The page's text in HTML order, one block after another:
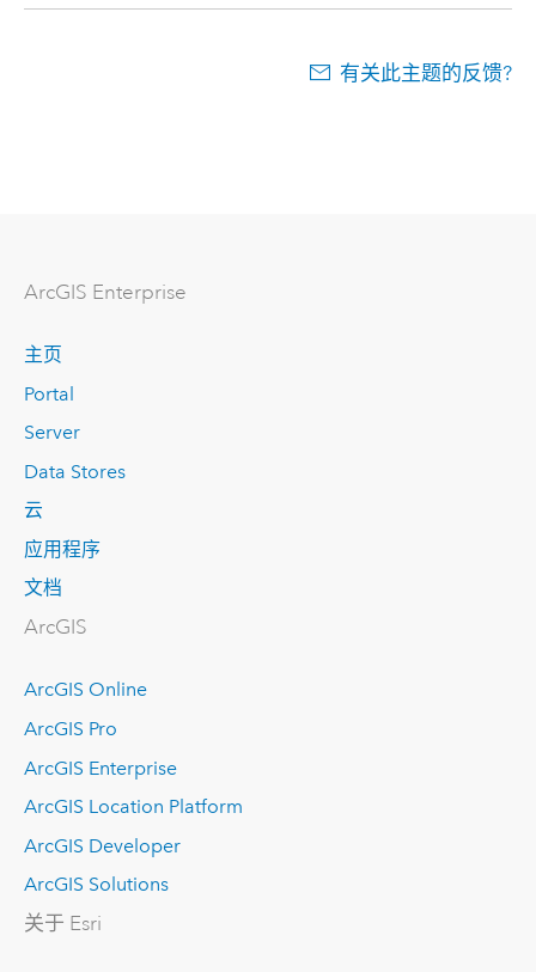
有关此主题的反馈?
ArcGIS Enterprise
主页
Portal
Server
Data Stores
云
应用程序
文档
ArcGIS
ArcGIS Online
ArcGIS Pro
ArcGIS Enterprise
ArcGIS Location Platform
ArcGIS Developer
ArcGIS Solutions
关于 Esri